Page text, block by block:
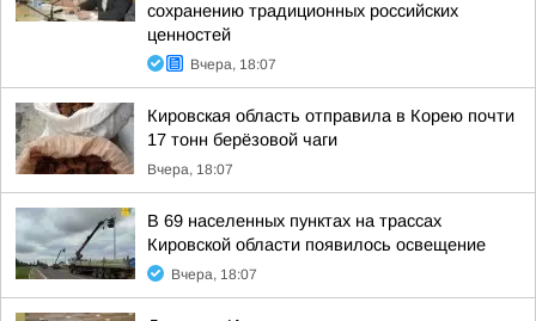
сохранению традиционных российских
ценностей
Вчера, 18:07
Кировская область отправила в Корею почти
17 тонн берёзовой чаги
Вчера, 18:07
В 69 населенных пунктах на трассах
Кировской области появилось освещение
Вчера, 18:07